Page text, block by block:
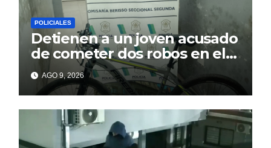
POLICIALES
Detienen a un joven acusado
de cometer dos robos en el
barrio Banco Provincia
AGO 9, 2026